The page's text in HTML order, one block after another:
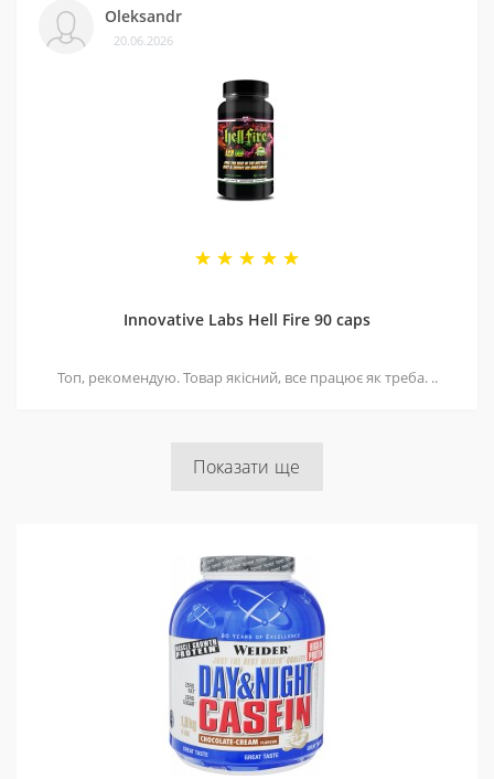
Oleksandr
20.06.2026
Innovative Labs Hell Fire 90 caps
Топ, рекомендую. Товар якісний, все працює як треба. ..
Показати ще